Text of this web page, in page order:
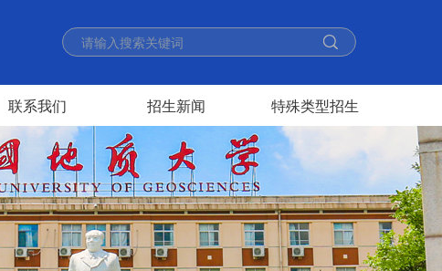
联系我们 招生新闻 特殊类型招生